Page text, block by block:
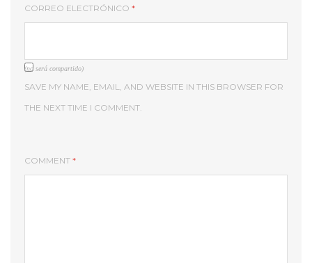
CORREO ELECTRÓNICO *
(no será compartido)
SAVE MY NAME, EMAIL, AND WEBSITE IN THIS BROWSER FOR
THE NEXT TIME I COMMENT.
COMMENT *